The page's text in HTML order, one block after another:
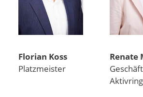
Florian Koss
Platzmeister
Renate